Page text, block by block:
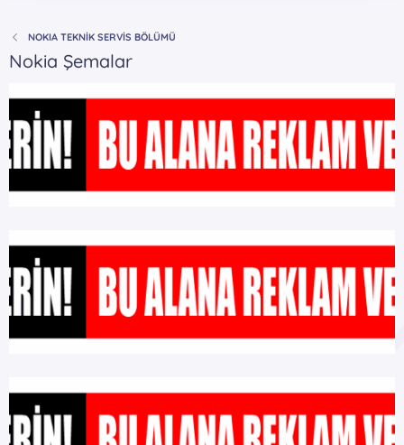
NOKIA TEKNİK SERVİS BÖLÜMÜ
Nokia Şemalar